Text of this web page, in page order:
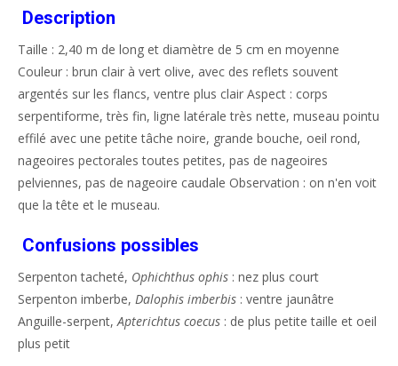
Description
Taille : 2,40 m de long et diamètre de 5 cm en moyenne
Couleur : brun clair à vert olive, avec des reflets souvent
argentés sur les flancs, ventre plus clair Aspect : corps
serpentiforme, très fin, ligne latérale très nette, museau pointu
effilé avec une petite tâche noire, grande bouche, oeil rond,
nageoires pectorales toutes petites, pas de nageoires
pelviennes, pas de nageoire caudale Observation : on n'en voit
que la tête et le museau.
Confusions possibles
Serpenton tacheté, Ophichthus ophis : nez plus court
Serpenton imberbe, Dalophis imberbis : ventre jaunâtre
Anguille-serpent,Apterichtus coecus : de plus petite taille et oeil
plus petit